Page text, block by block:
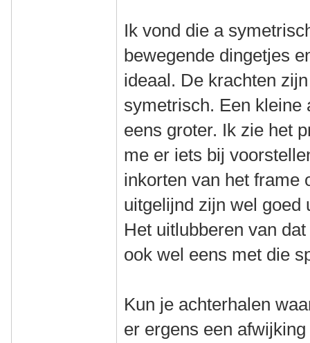
Ik vond die a
bewegende dingetjes
ideaal. De krachten
symetrisch. Een kleine
eens groter. Ik zie het
me er iets bij
inkorten van het frame
uitgelijnd zijn wel
Het uitlubberen van
ook wel eens met die
Kun je achterhalen
er ergens een